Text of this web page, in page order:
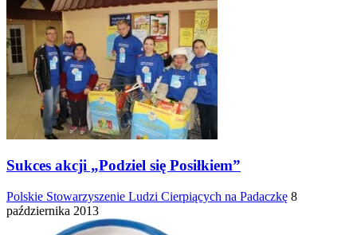
Sukces akcji „Podziel się Posiłkiem”
Polskie Stowarzyszenie Ludzi Cierpiących na Padaczkę 8
października 2013